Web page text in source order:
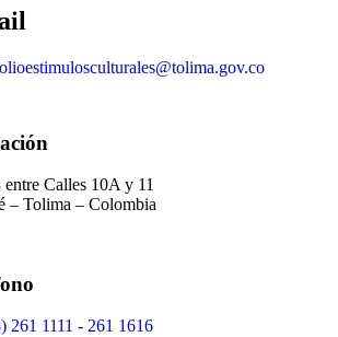
entre Calles 10A y 11
– Tolima – Colombia
261 1111 - 261 1616